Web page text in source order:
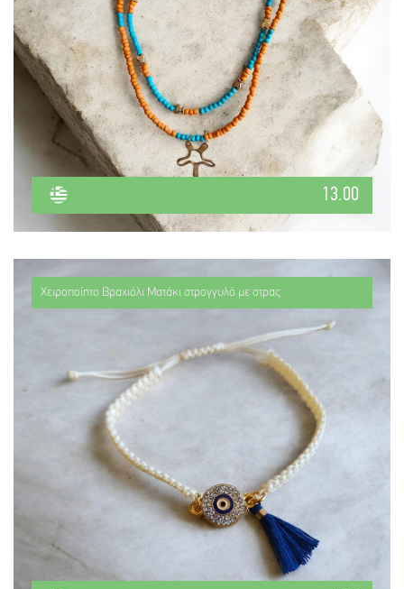
13.00
Χειροποίητο Βραχιόλι Ματάκι στρογγυλό με στρας